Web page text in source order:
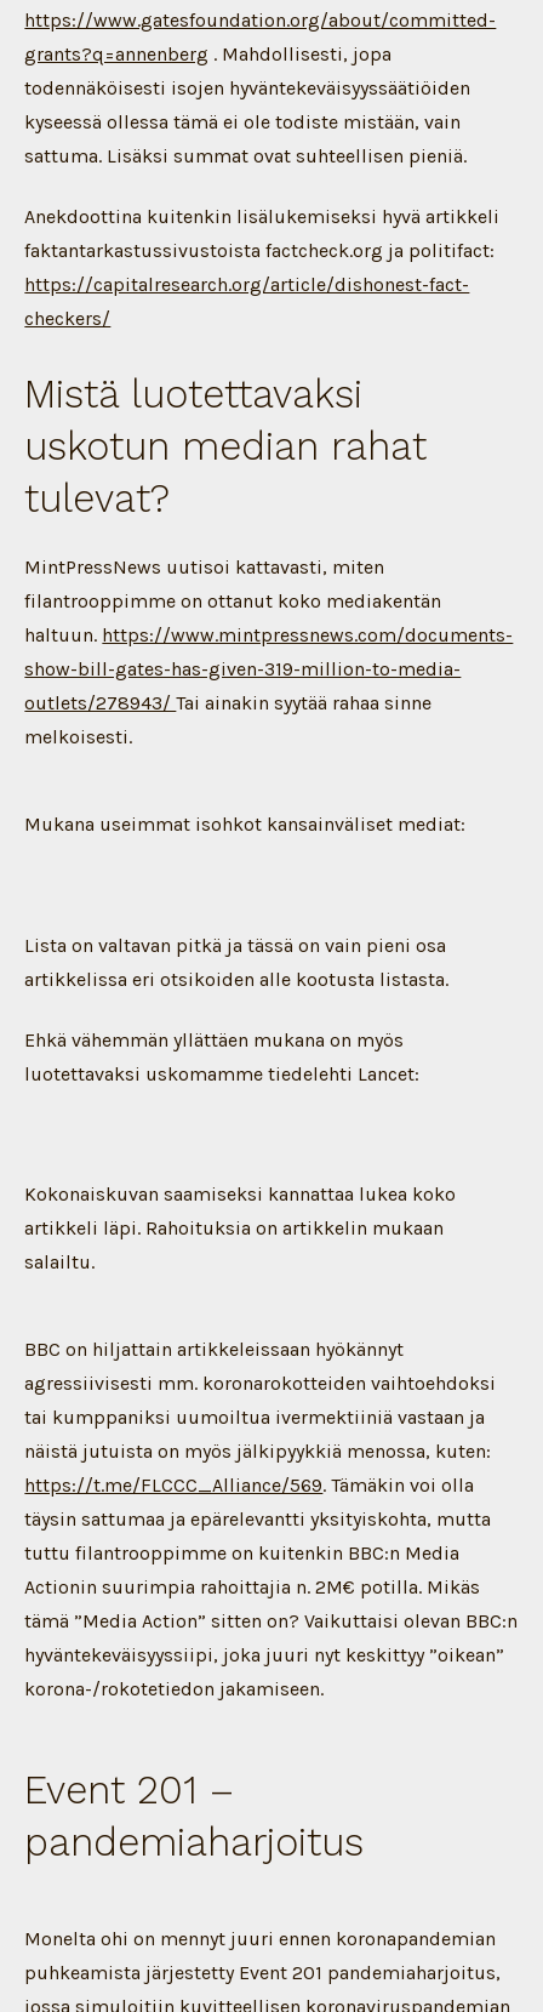
https://www.gatesfoundation.org/about/committed-
grants?q=annenberg . Mahdollisesti, jopa
todennäköisesti isojen hyväntekeväisyyssäätiöiden
kyseessä ollessa tämä ei ole todiste mistään, vain
sattuma. Lisäksi summat ovat suhteellisen pieniä.
Anekdoottina kuitenkin lisälukemiseksi hyvä artikkeli
faktantarkastussivustoista factcheck.org ja politifact:
https://capitalresearch.org/article/dishonest-fact-
checkers/
Mistä luotettavaksi
uskotun median rahat
tulevat?
MintPressNews uutisoi kattavasti, miten
filantrooppimme on ottanut koko mediakentän
haltuun. https://www.mintpressnews.com/documents-
show-bill-gates-has-given-319-million-to-media-
outlets/278943/Tai ainakin syytää rahaa sinne
melkoisesti.
Mukana useimmat isohkot kansainväliset mediat:
Lista on valtavan pitkä ja tässä on vain pieni osa
artikkelissa eri otsikoiden alle kootusta listasta.
Ehkä vähemmän yllättäen mukana on myös
luotettavaksi uskomamme tiedelehti Lancet:
Kokonaiskuvan saamiseksi kannattaa lukea koko
artikkeli läpi. Rahoituksia on artikkelin mukaan
salailtu.
BBC on hiljattain artikkeleissaan hyökännyt
agressiivisesti mm. koronarokotteiden vaihtoehdoksi
tai kumppaniksi uumoiltua ivermektiiniä vastaan ja
näistä jutuista on myös jälkipyykkiä menossa, kuten:
https://t.me/FLCCC_Alliance/569. Tämäkin voi olla
täysin sattumaa ja epärelevantti yksityiskohta, mutta
tuttu filantrooppimme on kuitenkin BBC:n Media
Actionin suurimpia rahoittajia n. 2M€ potilla. Mikäs
tämä ”Media Action” sitten on? Vaikuttaisi olevan BBC:n
hyväntekeväisyyssiipi, joka juuri nyt keskittyy ”oikean”
korona-/rokotetiedon jakamiseen.
Event 201 –
pandemiaharjoitus
Monelta ohi on mennyt juuri ennen koronapandemian
puhkeamista järjestetty Event 201 pandemiaharjoitus,
jossa simuloitiin kuvitteellisen koronaviruspandemian